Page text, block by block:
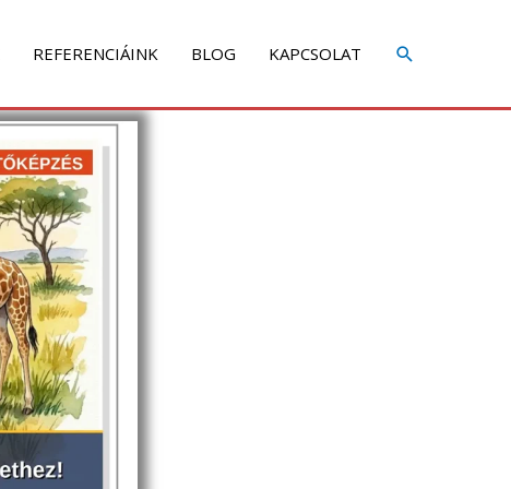
REFERENCIÁINK BLOG KAPCSOLAT